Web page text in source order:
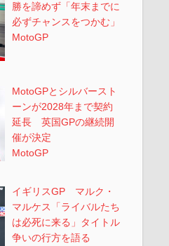
勝を諦めず「年末までに
必ずチャンスをつかむ」
MotoGP
MotoGPとシルバースト
ーンが2028年まで契約
延長 英国GPの継続開
催が決定
MotoGP
イギリスGP マルク・
マルケス「ライバルたち
は必死に来る」タイトル
争いの行方を語る